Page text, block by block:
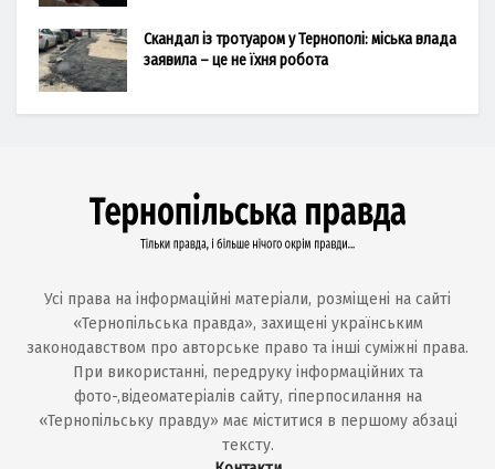
Скандал із тротуаром у Тернополі: міська влада
заявила – це не їхня робота
Усі права на інформаційні матеріали, розміщені на сайті
«Тернопільська правда», захищені українським
законодавством про авторське право та інші суміжні права.
При використанні, передруку інформаційних та
фото-,відеоматеріалів сайту, гіперпосилання на
«Тернопільську правду» має міститися в першому абзаці
тексту.